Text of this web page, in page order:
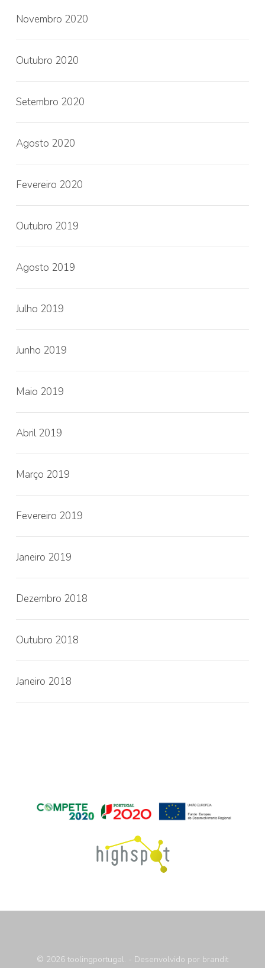
Novembro 2020
Outubro 2020
Setembro 2020
Agosto 2020
Fevereiro 2020
Outubro 2019
Agosto 2019
Julho 2019
Junho 2019
Maio 2019
Abril 2019
Março 2019
Fevereiro 2019
Janeiro 2019
Dezembro 2018
Outubro 2018
Janeiro 2018
© 2026 toolingportugal. - Desenvolvido por brandit